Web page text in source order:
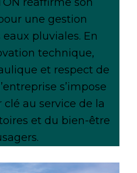
une gestion
pluviales. En
technique,
et respect de
s’impose
au service de la
et du bien-être